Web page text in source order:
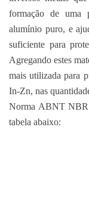
formação de uma
alumínio puro, e
suficiente para
Agregando estes
mais utilizada para
In-Zn, nas
Norma ABNT NBR
tabela abaixo: